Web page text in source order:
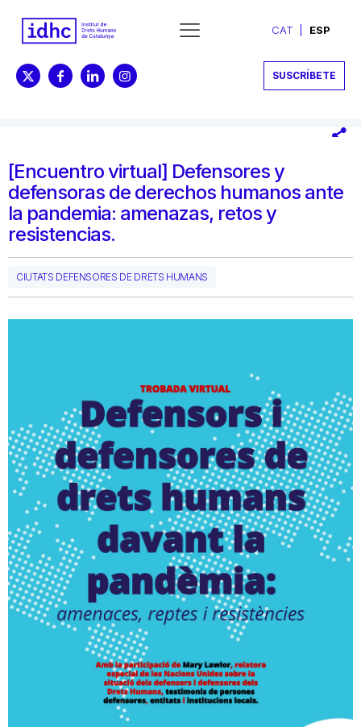
CAT ESP
SUSCRÍBETE
[Encuentro virtual] Defensores y
defensoras de derechos humanos ante
la pandemia: amenazas, retos y
resistencias.
CIUTATS DEFENSORES DE DRETS HUMANS